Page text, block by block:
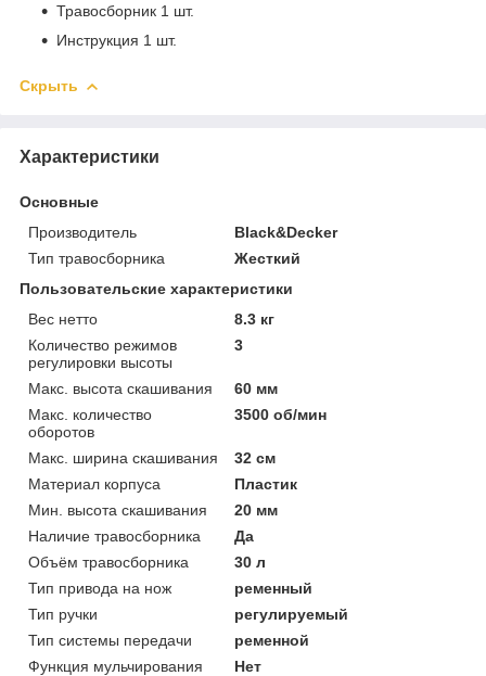
Травосборник 1 шт.
Инструкция 1 шт.
Скрыть
Характеристики
Основные
Производитель
Black&Decker
Тип травосборника
Жесткий
Пользовательские характеристики
Вес нетто
8.3 кг
Количество режимов
регулировки высоты
3
Макс. высота скашивания
60 мм
Макс. количество
оборотов
3500 об/мин
Макс. ширина скашивания
32 см
Материал корпуса
Пластик
Мин. высота скашивания
20 мм
Наличие травосборника
Да
Объём травосборника
30 л
Тип привода на нож
ременный
Тип ручки
регулируемый
Тип системы передачи
ременной
Функция мульчирования
Нет